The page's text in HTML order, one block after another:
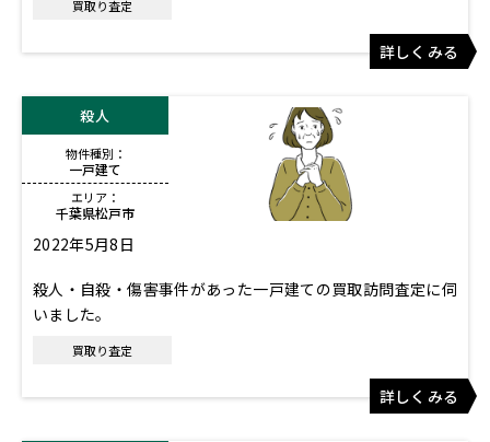
買取り査定
詳しくみる
殺人
物件種別：
一戸建て
エリア：
千葉県松戸市
2022年5月8日
殺人・自殺・傷害事件があった一戸建ての買取訪問査定に伺
いました。
買取り査定
詳しくみる